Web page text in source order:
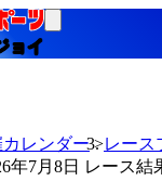
ョイ
カレンダー
レース
年7月8日 レース結